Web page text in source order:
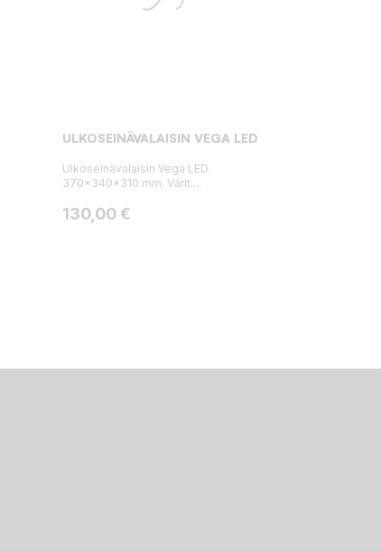
ULKOSEINÄVALAISIN VEGA LED
Ulkoseinävalaisin Vega LED.
370x340x310 mm. Värit:...
Hinta
130,00 €